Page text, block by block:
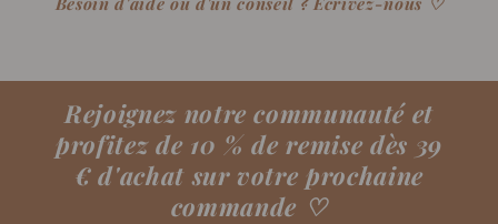
Rejoignez notre communauté et
profitez de 10 % de remise dès 39
€ d'achat sur votre prochaine
commande ♡